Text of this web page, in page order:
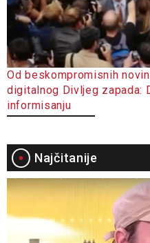
Od beskompromisnih
digitalnog Divljeg zapada:
informisanju
Najčitanije